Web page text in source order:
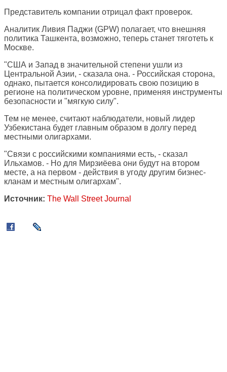
Представитель компании отрицал факт проверок.
Аналитик Ливия Паджи (GPW) полагает, что внешняя
политика Ташкента, возможно, теперь станет тяготеть к
Москве.
"США и Запад в значительной степени ушли из
Центральной Азии, - сказала она. - Российская сторона,
однако, пытается консолидировать свою позицию в
регионе на политическом уровне, применяя инструменты
безопасности и "мягкую силу".
Тем не менее, считают наблюдатели, новый лидер
Узбекистана будет главным образом в долгу перед
местными олигархами.
"Связи с российскими компаниями есть, - сказал
Ильхамов. - Но для Мирзиёева они будут на втором
месте, а на первом - действия в угоду другим бизнес-
кланам и местным олигархам".
Источник: The Wall Street Journal